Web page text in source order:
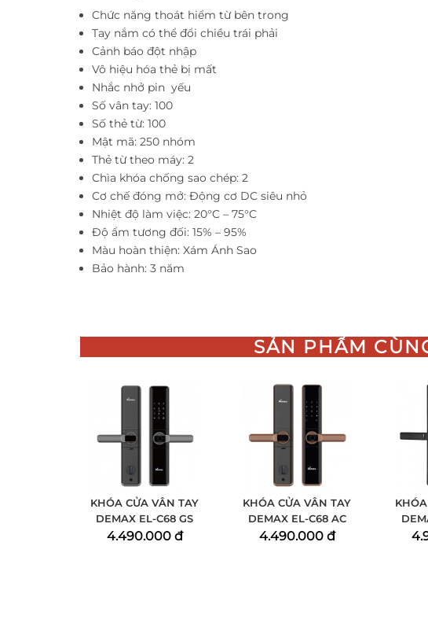
Chức năng thoát hiểm từ bên trong
Tay nắm có thể đổi chiều trái phải
Cảnh báo đột nhập
Vô hiệu hóa thẻ bị mất
Nhắc nhở pin yếu
Số vân tay: 100
Số thẻ từ: 100
Mật mã: 250 nhóm
Thẻ từ theo máy: 2
Chìa khóa chống sao chép: 2
Cơ chế đóng mở: Động cơ DC siêu nhỏ
Nhiệt độ làm việc: 20°C – 75°C
Độ ẩm tương đối: 15% – 95%
Màu hoàn thiện: Xám Ánh Sao
Bảo hành: 3 năm
SẢN PHẨM
KHÓA CỬA VÂN TAY
DEMAX EL-C68 GS
4.490.000 đ
KHÓA CỬA VÂN TAY
DEMAX EL-C68 AC
4.490.000 đ